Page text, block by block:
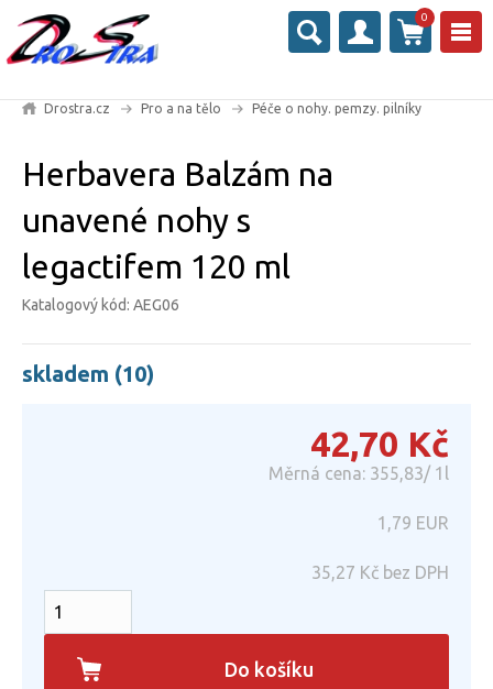
0
Drostra.cz Pro a na tělo Péče o nohy. pemzy. pilníky
Herbavera Balzám na
unavené nohy s
legactifem 120 ml
Katalogový kód: AEG06
skladem (10)
42,70 Kč
Měrná cena: 355,83/ 1l
1,79 EUR
35,27 Kč bez DPH
Do košíku